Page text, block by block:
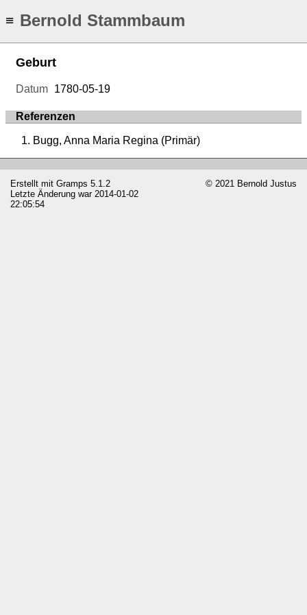
≡ Bernold Stammbaum
Geburt
Datum 1780-05-19
Referenzen
Bugg, Anna Maria Regina (Primär)
Erstellt mit Gramps 5.1.2
Letzte Änderung war 2014-01-02
22:05:54
© 2021 Bernold Justus